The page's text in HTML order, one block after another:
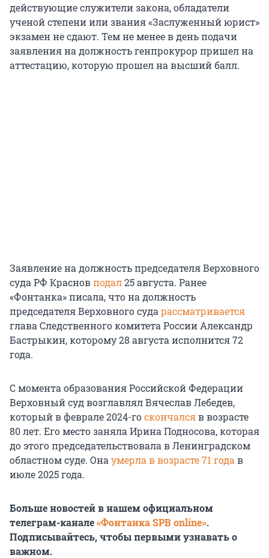
действующие служители закона, обладатели
ученой степени или звания «Заслуженный юрист»
экзамен не сдают. Тем не менее в день подачи
заявления на должность генпрокурор пришел на
аттестацию, которую прошел на высший балл.
Заявление на должность председателя Верховного
суда РФ Красновподал25 августа. Ранее
«Фонтанка» писала, что на должность
председателя Верховного суда рассматривается
глава Следственного комитета России Александр
Бастрыкин, которому 28 августа исполнится 72
года.
С момента образования Российской Федерации
Верховный суд возглавлял Вячеслав Лебедев,
который в феврале 2024-госкончалсяв возрасте
80 лет. Его место заняла Ирина Подносова, которая
до этого председательствовала в Ленинградском
областном суде. Она умерла в возрасте 71 года в
июле 2025 года.
Больше новостей в нашем официальном
телеграм-канале«Фонтанка SPB online».
Подписывайтесь, чтобы первыми узнавать о
важном.